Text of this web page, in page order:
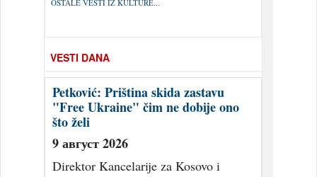
OSTALE VESTI IZ KULTURE...
VESTI DANA
Petković: Priština skida zastavu
"Free Ukraine" čim ne dobije ono
što želi
9 август 2026
Direktor Kancelarije za Kosovo i